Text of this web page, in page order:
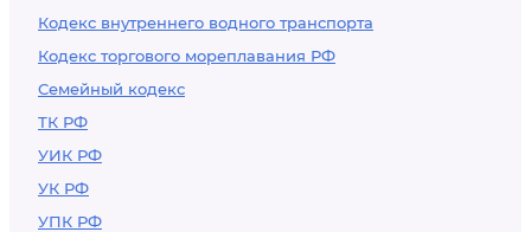
Кодекс внутреннего водного транспорта
Кодекс торгового мореплавания РФ
Семейный кодекс
ТК РФ
УИК РФ
УК РФ
УПК РФ